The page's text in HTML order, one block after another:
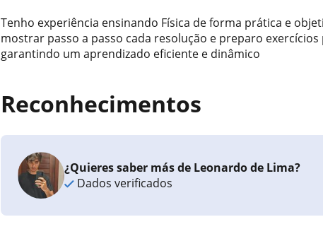
Tenho experiência ensinando Física de forma prática e
mostrar passo a passo cada resolução e preparo
garantindo um aprendizado eficiente e dinâmico
Reconhecimentos
¿Quieres saber más de Leonardo de Lima?
Dados verificados